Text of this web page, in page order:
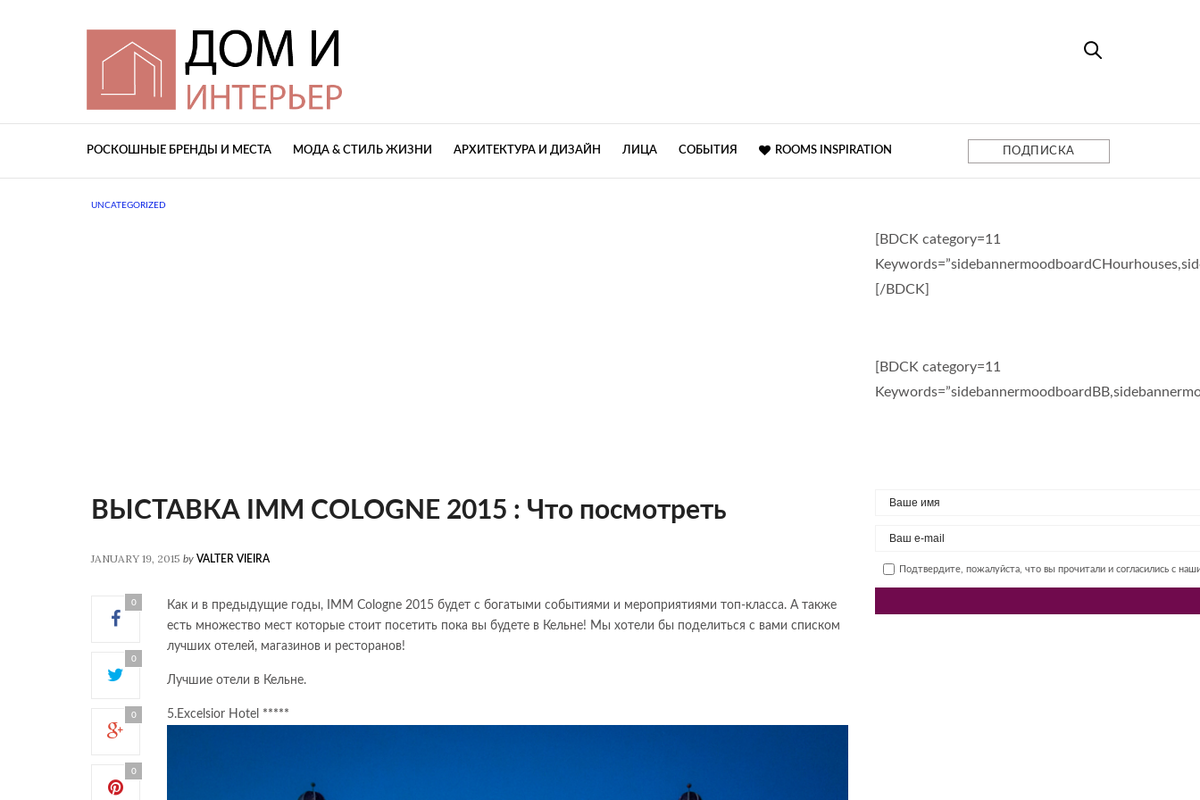
РОСКОШНЫЕ БРЕНДЫ И МЕСТА МОДА & СТИЛЬ ЖИЗНИ АРХИТЕКТУРА И ДИЗАЙН ЛИЦА СОБЫТИЯ ROOMS INSPIRATION ПОДПИСКА
UNCATEGORIZED
ВЫСТАВКА IMM COLOGNE 2015 : Что посмотреть
JANUARY 19, 2015 by VALTER VIEIRA
0
0
0
0
Как и в предыдущие годы, IMM Cologne 2015 будет с богатыми событиями и мероприятиями топ-класса. А также
есть множество мест которые стоит посетить пока вы будете в Кельне! Мы хотели бы поделиться с вами списком
лучших отелей, магазинов и ресторанов!
Лучшие отели в Кельне.
5.Excelsior Hotel *****
[BDCK category=11
[/BDCK]
[BDCK category=11
Подтвердите, пожалуйста, что вы прочитали и согласились с